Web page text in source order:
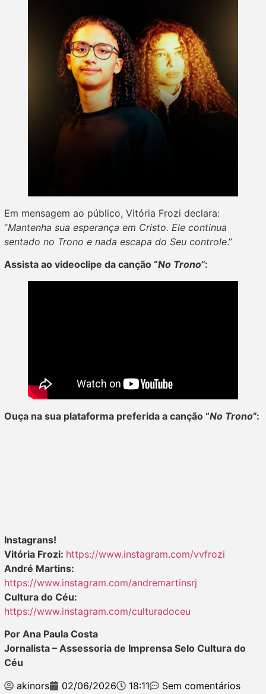
Em mensagem ao público, Vitória Frozi declara:
“Mantenha sua esperança em Cristo. Ele continua
sentado no Trono e nada escapa do Seu controle.”
Assista ao videoclipe da canção “No Trono”:
Ouça na sua plataforma preferida a canção “No Trono”:
Instagrans!
Vitória Frozi: https://www.instagram.com/vvfrozi
André Martins:
https://www.instagram.com/andremartinsrj
Cultura do Céu:
https://www.instagram.com/culturadoceu
Por Ana Paula Costa
Jornalista – Assessoria de Imprensa Selo Cultura do
Céu
akinors
02/06/2026 18:11 Sem comentários